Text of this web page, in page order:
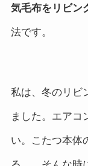
気毛布をリビン
法です。
私は、冬のリビ
ました。エアコ
い。こたつ本体